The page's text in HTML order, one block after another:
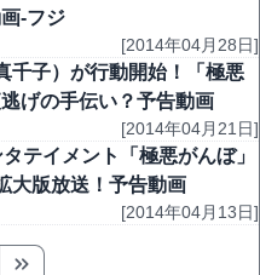
‐フジ
[2014年04月28日]
千子）が行動開始！「極悪
げの手伝い？予告動画
[2014年04月21日]
テイメント「極悪がんぼ」
大版放送！予告動画
[2014年04月13日]